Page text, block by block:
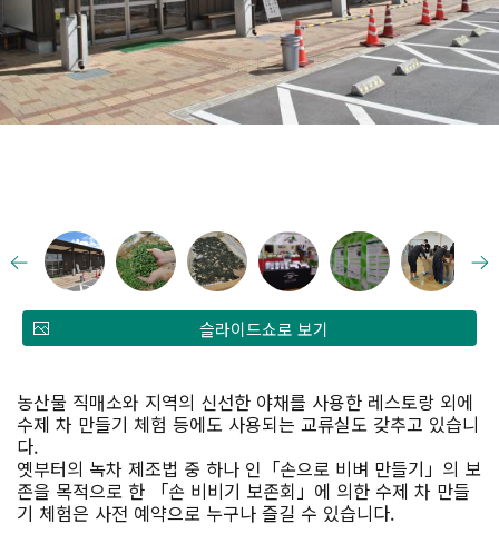
슬라이드쇼로 보기
농산물 직매소와 지역의 신선한 야채를 사용한 레스토랑 외에
수제 차 만들기 체험 등에도 사용되는 교류실도 갖추고 있습니
다.
옛부터의 녹차 제조법 중 하나 인「손으로 비벼 만들기」의 보
존을 목적으로 한 「손 비비기 보존회」에 의한 수제 차 만들
기 체험은 사전 예약으로 누구나 즐길 수 있습니다.